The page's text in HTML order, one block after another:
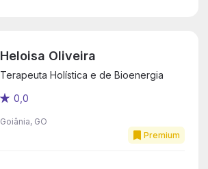
Premium
Heloisa Oliveira
Terapeuta Holística e de Bioenergia
0,0
Goiânia, GO